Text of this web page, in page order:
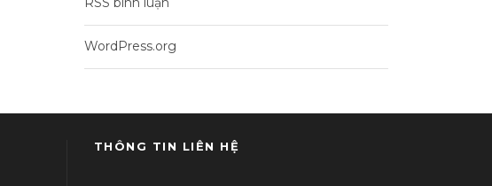
WordPress.org
THÔNG TIN LIÊN HỆ